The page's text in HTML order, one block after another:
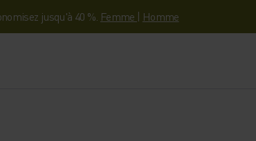
jusqu'à 40 %. Femme | Homme